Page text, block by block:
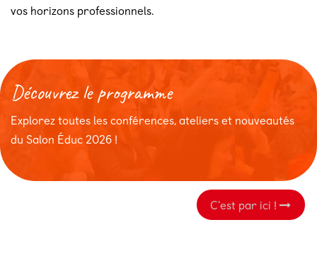
vos horizons professionnels.
Découvrez le programme
Explorez toutes les conférences, ateliers et nouveautés
du Salon Éduc 2026 !
C'est par ici ​​!